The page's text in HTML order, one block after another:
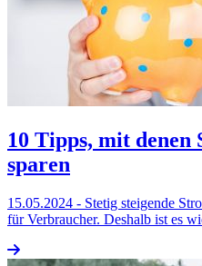
10 Tipps, mit denen
sparen
15.05.2024 - Stetig steigende
für Verbraucher. Deshalb ist es